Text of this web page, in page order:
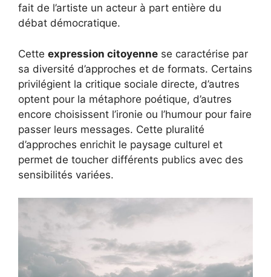
Streaming
fait de l’artiste un acteur à part entière du
débat démocratique.
Cette expression citoyenne se caractérise par
sa diversité d’approches et de formats. Certains
privilégient la critique sociale directe, d’autres
optent pour la métaphore poétique, d’autres
encore choisissent l’ironie ou l’humour pour faire
passer leurs messages. Cette pluralité
d’approches enrichit le paysage culturel et
permet de toucher différents publics avec des
sensibilités variées.